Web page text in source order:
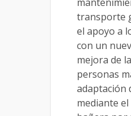
transporte
el apoyo a
con un
mejora de
personas
adaptación
mediante